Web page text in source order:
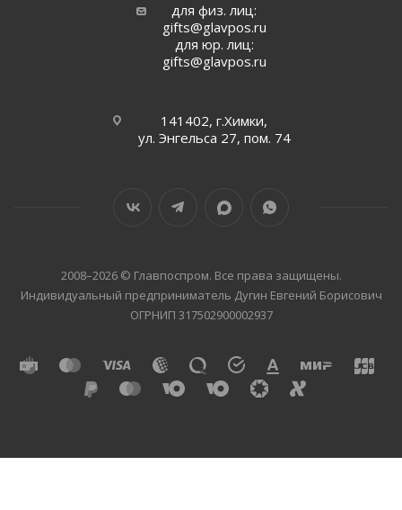
для физ. лиц:
gifts@glavpos.ru
для юр. лиц:
gifts@glavpos.ru
141402, г.Химки,
ул. Энгельса 27, пом. 74
2008–2026 © Главпоспром. Все права защищены.
Индивидуальный предприниматель Дугин Евгений Борисович
ОГРНИП 317502900002937